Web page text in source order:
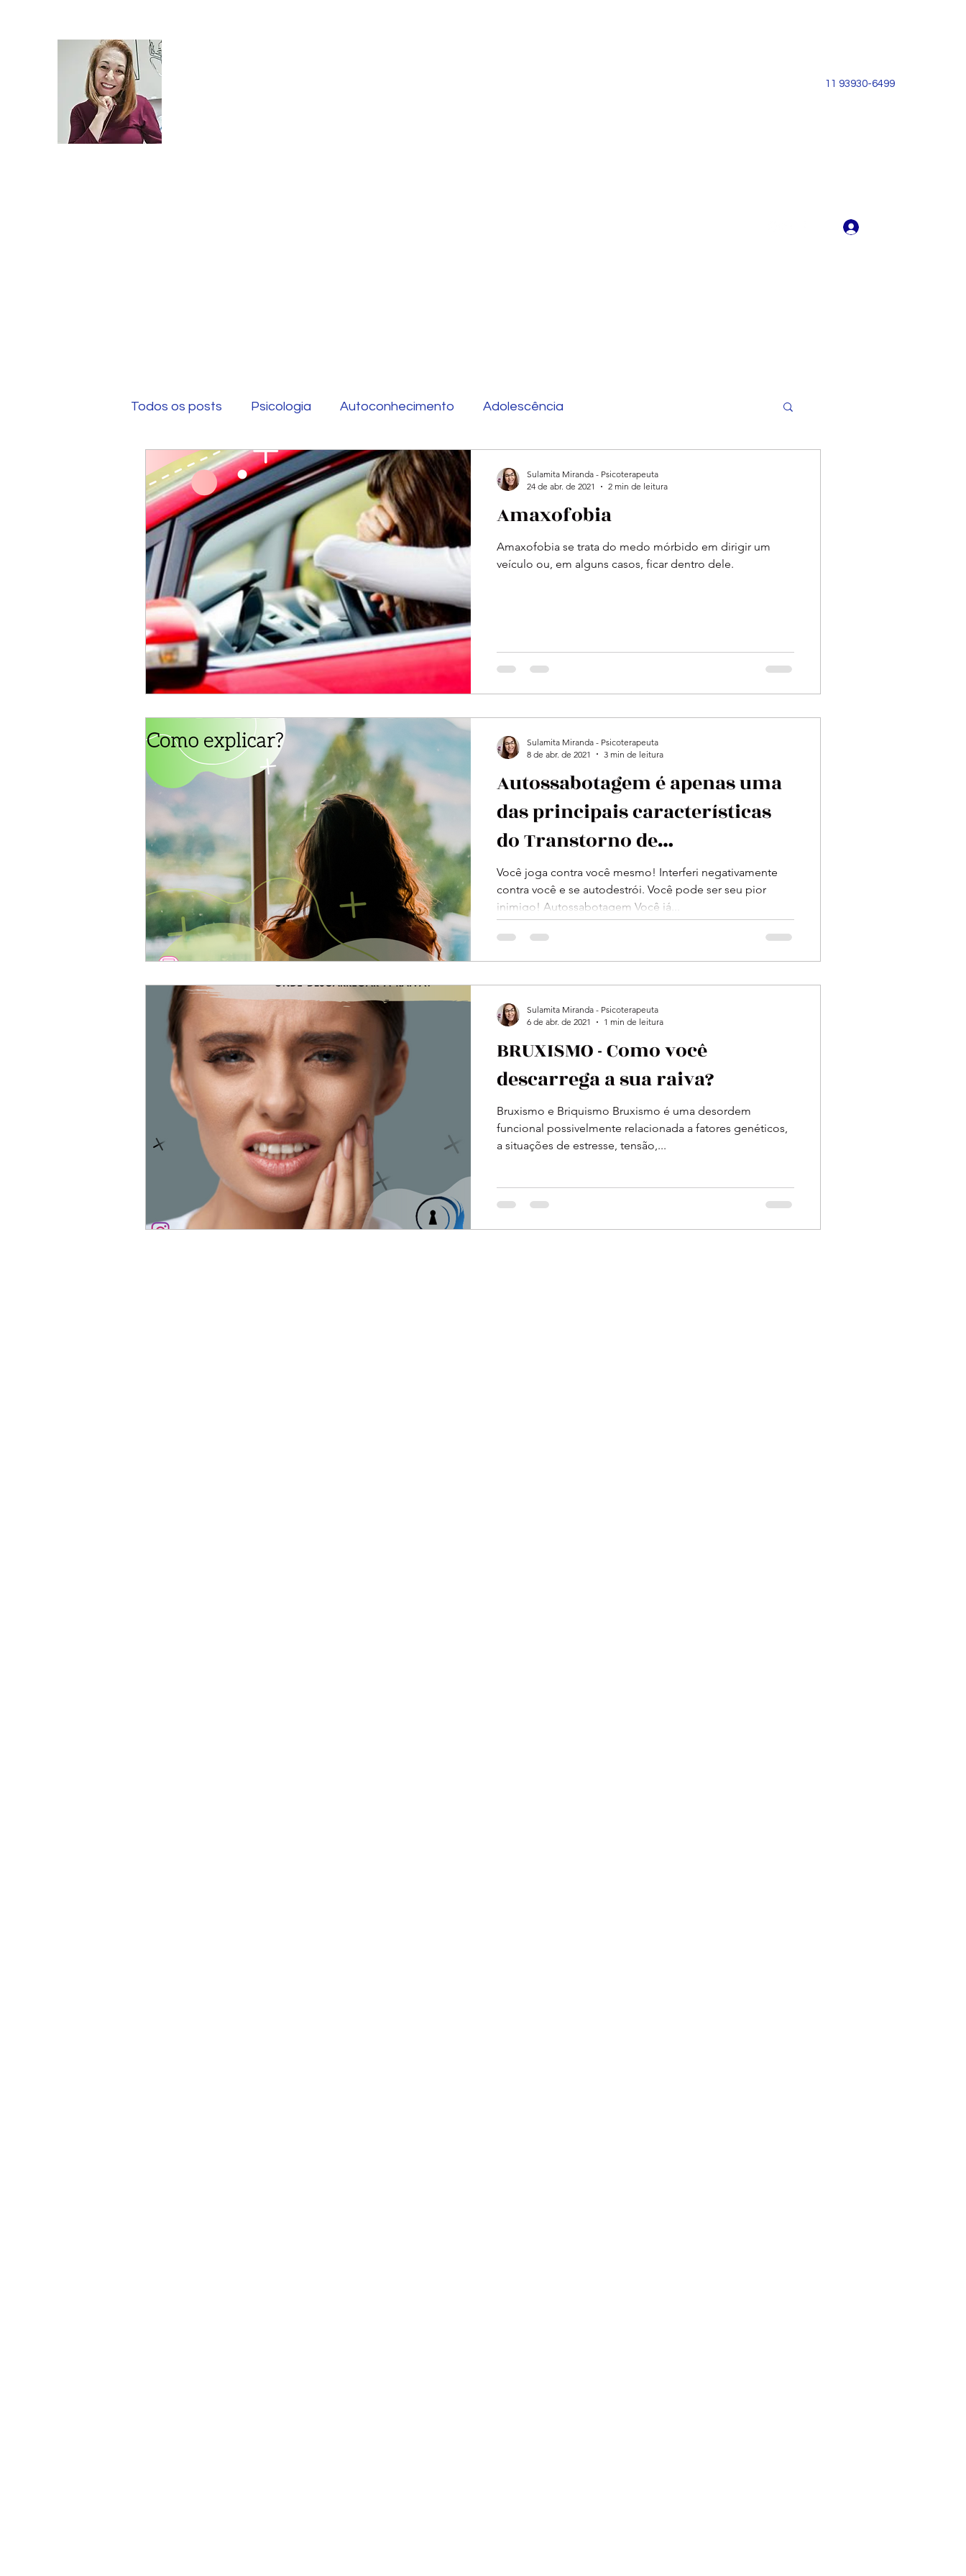
11 93930-6499
Todos os posts Psicologia Autoconhecimento Adolescência
Amaxofobia
Amaxofobia se trata do medo mórbido em dirigir um
veículo ou, em alguns casos, ficar dentro dele.
Sulamita Miranda - Psicoterapeuta
24 de abr. de 2021
2 min de leitura
Autossabotagem é apenas uma
das principais características
do Transtorno de
Personalidade Dependente
Você joga contra você mesmo! Interferi negativamente
contra você e se autodestrói. Você pode ser seu pior
inimigo! Autossabotagem Você já...
Sulamita Miranda - Psicoterapeuta
8 de abr. de 2021
3 min de leitura
BRUXISMO - Como você
descarrega a sua raiva?
Bruxismo e Briquismo Bruxismo é uma desordem
funcional possivelmente relacionada a fatores genéticos,
a situações de estresse, tensão,...
Sulamita Miranda - Psicoterapeuta
6 de abr. de 2021
1 min de leitura